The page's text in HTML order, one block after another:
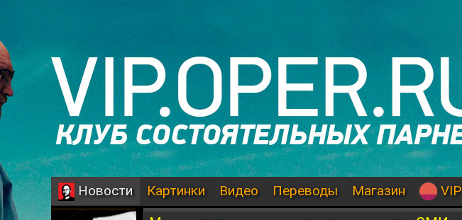
Новости Картинки Видео Переводы Магазин VIP